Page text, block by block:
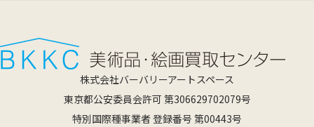
株式会社バーバリーアートスペース
東京都公安委員会許可 第306629702079号
特別国際種事業者 登録番号 第00443号